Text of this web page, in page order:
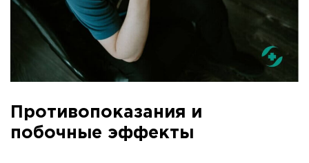
Противопоказания и
побочные эффекты